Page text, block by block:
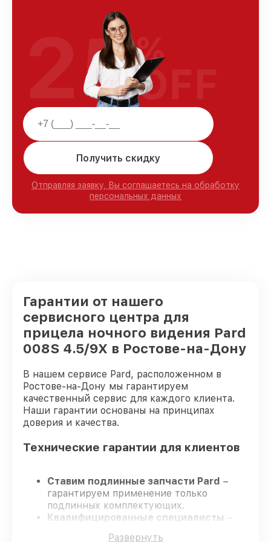
Получить скидку
Отправляя заявку, Вы соглашаетесь на обработку
персональных данных
25%
OFF
Гарантии от нашего
сервисного центра для
прицела ночного видения Pard
008S 4.5/9X в Ростове-на-Дону
В нашем сервисе Pard, расположенном в
Ростове-на-Дону мы гарантируем
качественный сервис для каждого клиента.
Наши гарантии основаны на принципах
доверия и качества.
Технические гарантии для клиентов
Ставим подлинные запчасти Pard –
гарантируем применение только
подлинных комплектующих.
Квалифицированные специалисты –
Развернуть